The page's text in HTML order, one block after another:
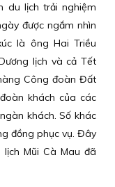
du lịch trải nghiệm
được ngắm nhìn
là ông Hai Triều
lịch và cả Tết
Công đoàn Đất
khách của các
khách. Số khác
đồng phục vụ. Đây
Mũi Cà Mau đã